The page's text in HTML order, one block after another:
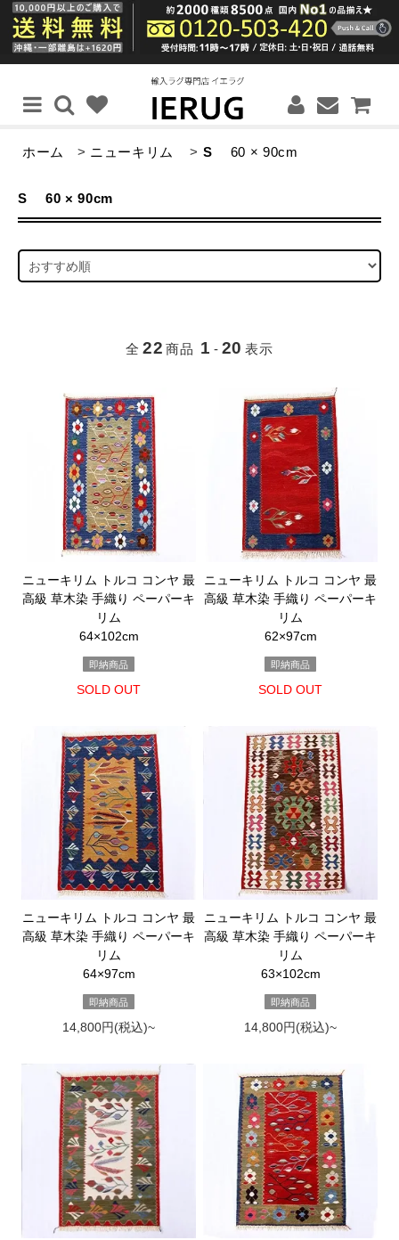
ホーム > ニューキリム > S 60 × 90cm
S 60 × 90cm
全 22 商品 1 - 20 表示
ニューキリム トルコ コンヤ 最
高級 草木染 手織り ペーパーキ
リム
64×102cm
即納商品
SOLD OUT
ニューキリム トルコ コンヤ 最
高級 草木染 手織り ペーパーキ
リム
62×97cm
即納商品
SOLD OUT
ニューキリム トルコ コンヤ 最
高級 草木染 手織り ペーパーキ
リム
64×97cm
即納商品
14,800円(税込)~
ニューキリム トルコ コンヤ 最
高級 草木染 手織り ペーパーキ
リム
63×102cm
即納商品
14,800円(税込)~